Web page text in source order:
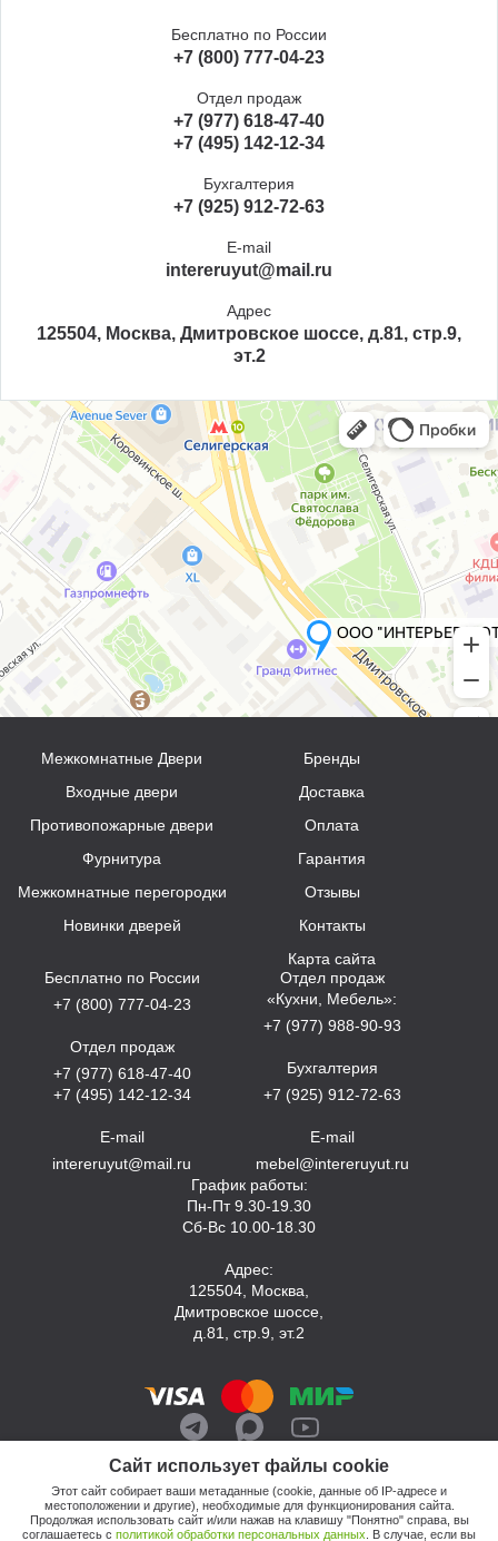
Бесплатно по России
+7 (800) 777-04-23
Отдел продаж
+7 (977) 618-47-40
+7 (495) 142-12-34
Бухгалтерия
+7 (925) 912-72-63
E-mail
intereruyut@mail.ru
Адрес
125504, Москва, Дмитровское шоссе, д.81, стр.9,
эт.2
Сайт использует файлы cookie
Этот сайт собирает ваши метаданные (cookie, данные об IP-адресе и
местоположении и другие), необходимые для функционирования сайта.
Продолжая использовать сайт и/или нажав на клавишу "Понятно" справа, вы
соглашаетесь с политикой обработки персональных данных . В случае, если вы
Межкомнатные Двери
Входные двери
Противопожарные двери
Фурнитура
Межкомнатные перегородки
Новинки дверей
Бренды
Доставка
Оплата
Гарантия
Отзывы
Контакты
Карта сайта
Бесплатно по России
+7 (800) 777-04-23
Отдел продаж
+7 (977) 618-47-40
+7 (495) 142-12-34
E-mail
intereruyut@mail.ru
Отдел продаж
«Кухни, Мебель»:
+7 (977) 988-90-93
Бухгалтерия
+7 (925) 912-72-63
E-mail
mebel@intereruyut.ru
График работы:
Пн-Пт 9.30-19.30
Сб-Вс 10.00-18.30
Адрес:
125504, Москва,
Дмитровское шоссе,
д.81, стр.9, эт.2